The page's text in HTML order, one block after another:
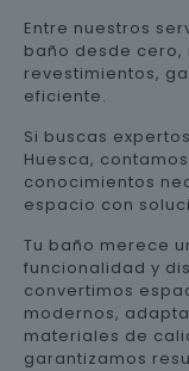
Entre nuestros
baño desde
revestimientos,
eficiente.
Si buscas
Huesca,
conocimientos
espacio con
Tu baño merece
funcionalidad y
convertimos
modernos,
materiales de
garantizamos